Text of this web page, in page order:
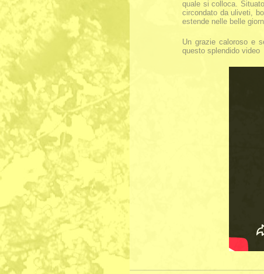
quale si colloca.
circondato da uliveti,
estende nelle belle
Un grazie caloroso e
questo splendido video